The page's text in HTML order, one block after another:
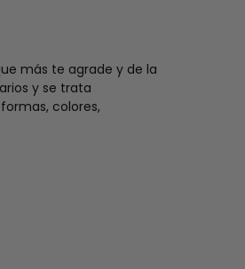
más te agrade y de la
y se trata
colores,